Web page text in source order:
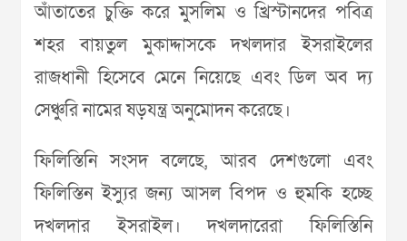
আঁতাতের চুক্তি করে মুসলিম ও খ্রিস্টানদের পবিত্র
শহর বায়তুল মুকাদ্দাসকে দখলদার ইসরাইলের
রাজধানী হিসেবে মেনে নিয়েছে এবং ডিল অব দ্য
সেঞ্চুরি নামের ষড়যন্ত্র অনুমোদন করেছে।
ফিলিস্তিনি সংসদ বলেছে, আরব দেশগুলো এবং
ফিলিস্তিন ইস্যুর জন্য আসল বিপদ ও হুমকি হচ্ছে
দখলদার ইসরাইল। দখলদারেরা ফিলিস্তিনি